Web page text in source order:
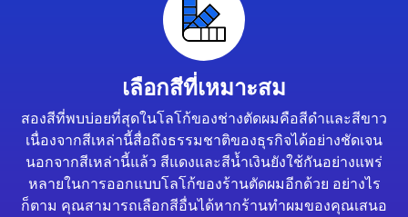
เลือกสีที่เหมาะสม
สองสีที่พบบ่อยที่สุดในโลโก้ของช่างตัดผมคือสีดำและสีขาว
เนื่องจากสีเหล่านี้สื่อถึงธรรมชาติของธุรกิจได้อย่างชัดเจน
นอกจากสีเหล่านี้แล้ว สีแดงและสีน้ำเงินยังใช้กันอย่างแพร่
หลายในการออกแบบโลโก้ของร้านตัดผมอีกด้วย อย่างไร
ก็ตาม คุณสามารถเลือกสีอื่นได้หากร้านทำผมของคุณเสนอ